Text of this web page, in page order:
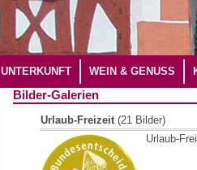
UNTERKUNFT WEIN & GENUSS
Bilder-Galerien
Urlaub-Freizeit(21 Bilder)
Urlaub-